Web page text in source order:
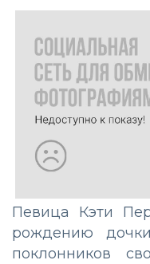
Певица Кэти
рождению
поклонников